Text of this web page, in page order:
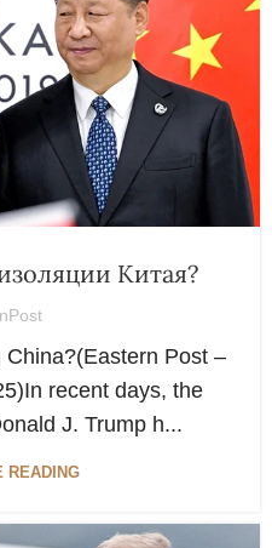
Китая?
Post –
recent days, the
J. Trump h...
READING